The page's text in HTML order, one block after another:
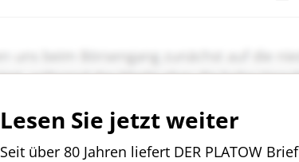
Lesen Sie jetzt weiter
Seit über 80 Jahren liefert DER PLATOW Brief